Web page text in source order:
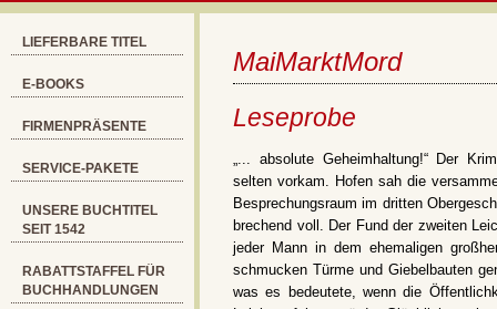
LIEFERBARE TITEL
E-BOOKS
FIRMENPRÄSENTE
SERVICE-PAKETE
UNSERE BUCHTITEL
SEIT 1542
RABATTSTAFFEL FÜR
BUCHHANDLUNGEN
MaiMarktMord
Leseprobe
„... absolute Geheimhaltung!“ Der
selten vorkam. Hofen sah die
Besprechungsraum im dritten
brechend voll. Der Fund der zweiten
jeder Mann in dem ehemaligen
schmucken Türme und Giebelbauten
was es bedeutete, wenn die